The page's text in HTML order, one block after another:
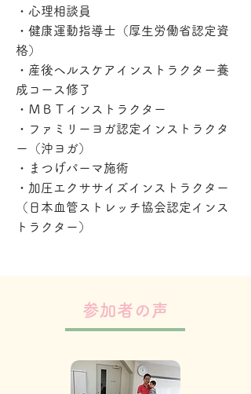
・心理相談員
・健康運動指導士（厚生労働省認定資
格）
・産後ヘルスケアインストラクター養
成コース修了
・ＭＢＴインストラクター
・ファミリーヨガ認定インストラクタ
ー
（沖ヨガ）
・まつげパーマ施術
​・加圧エクササイズインストラクター
（日本血管ストレッチ協会認定インス
トラクター）
​参加者の声